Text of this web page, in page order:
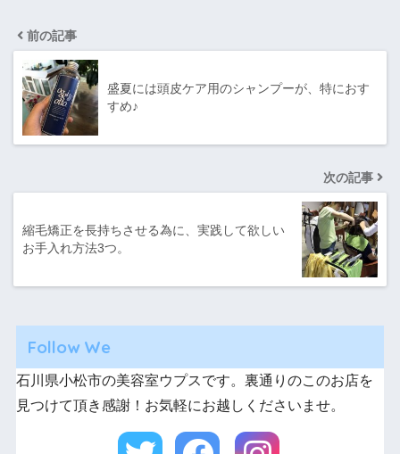
前の記事
盛夏には頭皮ケア用のシャンプーが、特におす
すめ♪
次の記事
縮毛矯正を長持ちさせる為に、実践して欲しい
お手入れ方法3つ。
Follow We
石川県小松市の美容室ウプスです。裏通りのこのお店を
見つけて頂き感謝！お気軽にお越しくださいませ。